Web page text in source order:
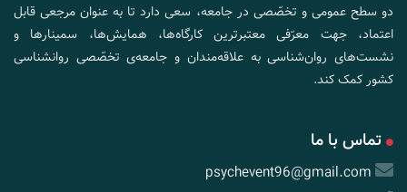
دو سطح عمومی و تخصّصی در جامعه، سعی دارد تا به عنوان مرجعی قابل
اعتماد، جهت معرّفی معتبرترین کارگاه‌ها، همایش‌ها، سمینارها و
نشست‌های روان‌شناسی به علاقه‌مندان و جامعه‌ی تخصّصی روانشناسی
کشور کمک کند.
تماس با ما
psychevent96@gmail.com